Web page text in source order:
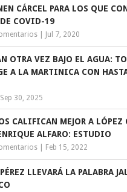
CÁRCEL PARA LOS QUE
COVID-19
| Jul 7, 2020
OTRA VEZ BAJO EL AGUA:
A LA MARTINICA CON
Sep 30, 2025
CALIFICAN MEJOR A LÓPEZ
ALFARO: ESTUDIO
| Feb 15, 2022
LLEVARÁ LA PALABRA